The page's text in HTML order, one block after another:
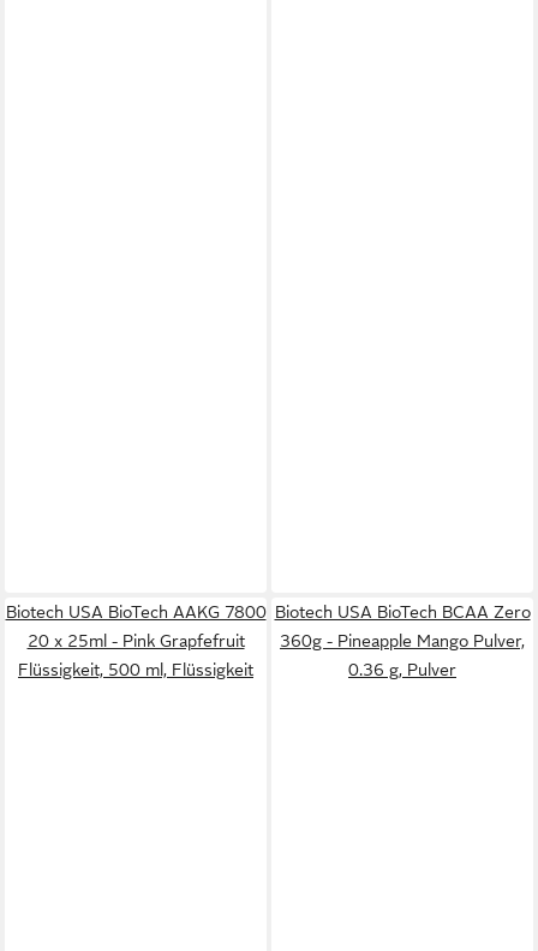
Biotech USA BioTech AAKG 7800
20 x 25ml - Pink Grapfefruit
Flüssigkeit, 500 ml, Flüssigkeit
Biotech USA BioTech BCAA Zero
360g - Pineapple Mango Pulver,
0.36 g, Pulver